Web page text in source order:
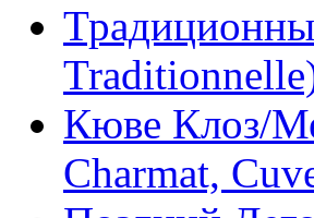
Кюве Клоз/
Charmat,